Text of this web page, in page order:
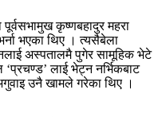
पूर्वसभामुख कृष्णबहादुर महरा
भएका थिए । त्यसैबेला
अस्पतालमै पुगेर सामूहिक भेटे
‘प्रचण्ड’ लाई भेट्न नर्भिकबाट
उनै खामले गरेका थिए ।